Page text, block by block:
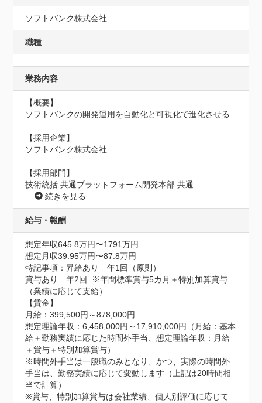
ソフトバンク株式会社
職種
業務内容
【概要】
ソフトバンクの開発運用を自動化と可視化で進化させる
【採用企業】
ソフトバンク株式会社
【採用部門】
技術統括 共通プラットフォーム開発本部 共通
...
続きを見る
給与・報酬
想定年収645.8万円〜1791万円
想定月収39.95万円〜87.8万円
特記事項：昇給あり　年1回（原則）
賞与あり　年2回  ※年間標準賞与5カ月＋特別加算賞与
（業績に応じて支給）
【賃金】
月給：399,500円～878,000円
想定理論年収：6,458,000円～17,910,000円（月給：基本
給＋勤務実績に応じた時間外手当、想定理論年収：月給
＋賞与＋特別加算賞与）
※時間外手当は一般職のみとなり、かつ、実際の時間外
手当は、勤務実績に応じて変動します（上記は20時間相
当で計算）
※賞与、特別加算賞与は会社業績、個人別評価に応じて